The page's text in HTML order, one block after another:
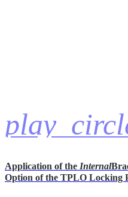
Application of the Internal
Option of the TPLO Locking